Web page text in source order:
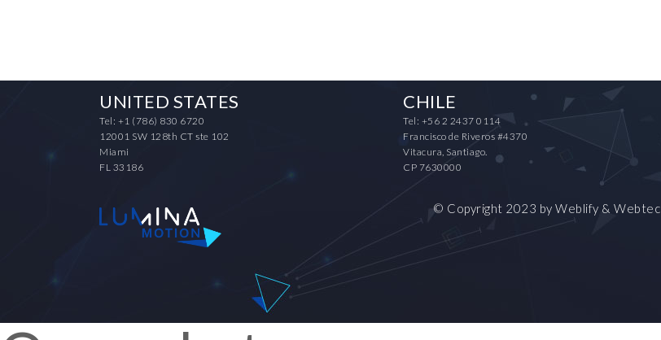
UNITED STATES
Tel: +1 (786) 830 6720
12001 SW 128th CT ste 102
Miami
FL 33186
CHILE
Tel: +56 2 2437 0114
Francisco de Riveros #4370
Vitacura, Santiago.
CP 7630000
© Copyright 2023 byWeblify &Webtec